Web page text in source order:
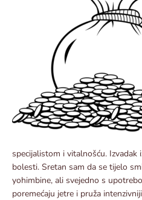
specijalistom i vitalnošću. Izvadak
bolesti. Sretan sam da se tijelo
yohimbine, ali svejedno s
poremećaju jetre i pruža